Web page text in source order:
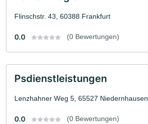
Flinschstr. 43, 60388 Frankfurt
0.0 (0 Bewertungen)
Psdienstleistungen
Lenzhahner Weg 5, 65527 Niedernhausen
0.0 (0 Bewertungen)